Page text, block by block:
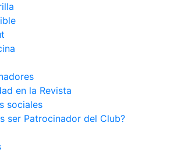
en la Revista
sociales
ser Patrocinador del Club?